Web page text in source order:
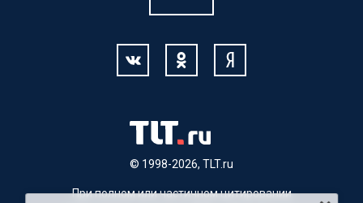
© 1998-2026, TLT.ru
При полном или частичном цитировании